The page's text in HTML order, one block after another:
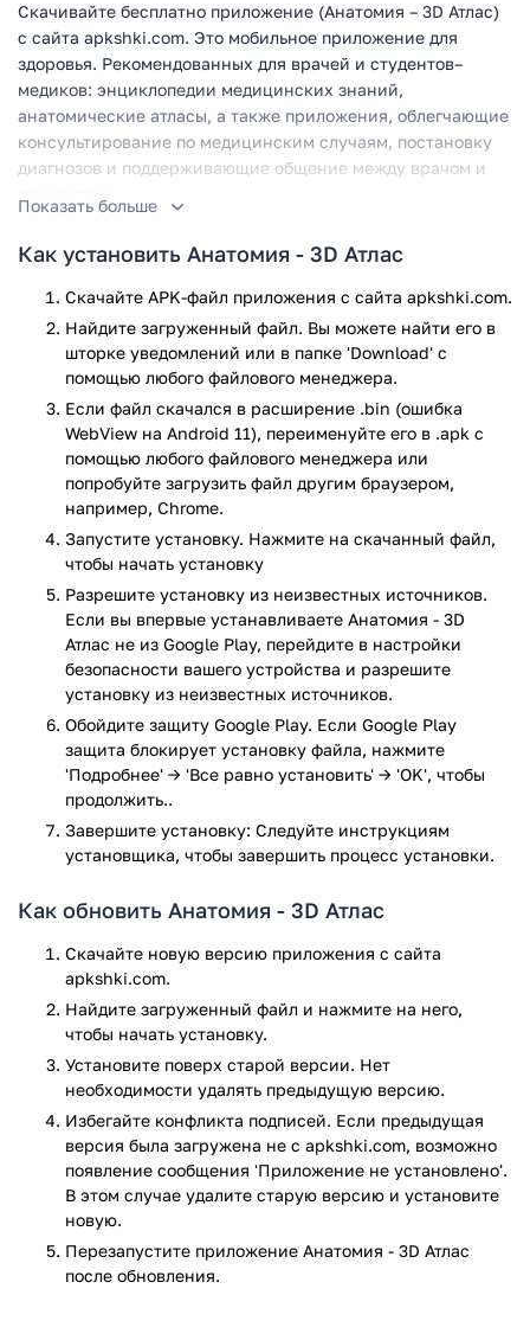
Скачивайте бесплатно приложение (Анатомия – 3D Атлас)
с сайта apkshki.com. Это мобильное приложение для
здоровья. Рекомендованных для врачей и студентов–
медиков: энциклопедии медицинских знаний,
анатомические атласы, а также приложения, облегчающие
консультирование по медицинским случаям, постановку
диагнозов и поддерживающие общение между врачом и
живота и таза, а также опорно–двигательного аппарата. На
выбор предлагается пять режимов изображения: КТ, МРТ,
изображения ядерной медицины.
Инструмент для трехмерной стоматологической
диагностики и общения с пациентом, содержащий
анатомические нормативные модели зубных рядов
взрослых (вторичных). Вся 3D графика удивляет
трудолюбием своей работы:
1). Этот модуль охватывает более 50 наименований и
охватывает полный спектр точной трехмерной анатомии,
специализированных областей. Он идеально подходит для
широкого спектра медицинских курсов и медицинского
образования.
2) Трехмерный атлас анатомии человека, трехмерная
анатомия человека в реальном времени и трехмерная
анатомия человека. Этот модуль предлагает ряд
информации, дающих подробное представление о
структуре человеческого тела, а также удобный и
интуитивно понятный интерфейс.
нюансы, изменить положение, угол обзора и увеличить
анатомические элементы. Этот инструмент окажется
полезным в обучении студентов и повседневной работе
стоматологов, помогая объяснять пациентам
стоматологические заболевания и способы лечения.
Анатомия – 3D Атлас дает возможность динамического
мультимедийного изучения анатомии человека
посредством визуализации и описания отдельных частей
тела. Содержит более 6 500 изображений и тестовых
наборов. Это интересная и быстрая форма расширения
знаний, интересная помощь для студентов, медсестер и
врачей.
Пользователь имеет возможность просматривать
Показать больше
Как установить Анатомия - 3D Атлас
Скачайте APK-файл приложения с сайта apkshki.com.
Найдите загруженный файл. Вы можете найти его в
шторке уведомлений или в папке 'Download' с
помощью любого файлового менеджера.
Если файл скачался в расширение .bin (ошибка
WebView на Android 11), переименуйте его в .apk с
помощью любого файлового менеджера или
попробуйте загрузить файл другим браузером,
например, Chrome.
Запустите установку. Нажмите на скачанный файл,
чтобы начать установку
Разрешите установку из неизвестных источников.
Если вы впервые устанавливаете Анатомия - 3D
Атлас не из Google Play, перейдите в настройки
безопасности вашего устройства и разрешите
установку из неизвестных источников.
Обойдите защиту Google Play. Если Google Play
защита блокирует установку файла, нажмите
'Подробнее' → 'Все равно установить' → 'OK', чтобы
продолжить..
Завершите установку: Следуйте инструкциям
установщика, чтобы завершить процесс установки.
Как обновить Анатомия - 3D Атлас
Скачайте новую версию приложения с сайта
apkshki.com.
Найдите загруженный файл и нажмите на него,
чтобы начать установку.
Установите поверх старой версии. Нет
необходимости удалять предыдущую версию.
Избегайте конфликта подписей. Если предыдущая
версия была загружена не с apkshki.com, возможно
появление сообщения 'Приложение не установлено'.
В этом случае удалите старую версию и установите
новую.
Перезапустите приложениe Анатомия - 3D Атлас
после обновления.